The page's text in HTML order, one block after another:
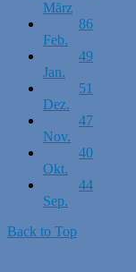
März
86
Feb.
49
Jan.
51
Dez.
47
Nov.
40
Okt.
44
Sep.
Back to Top